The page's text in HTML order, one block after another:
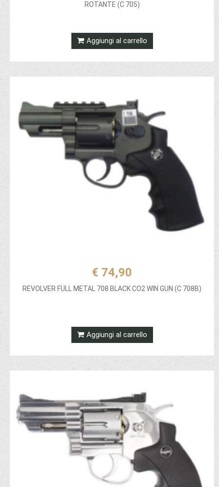
ROTANTE (C 705)
Aggiungi al carrello
€ 74,90
REVOLVER FULL METAL 708 BLACK CO2 WIN GUN (C 708B)
Aggiungi al carrello